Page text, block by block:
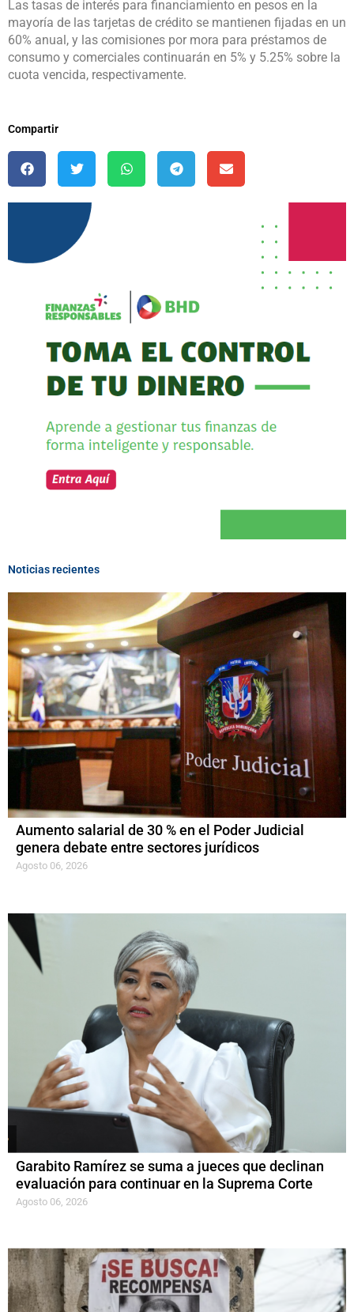
Las tasas de interés para financiamiento en pesos en la
mayoría de las tarjetas de crédito se mantienen fijadas en un
60% anual, y las comisiones por mora para préstamos de
consumo y comerciales continuarán en 5% y 5.25% sobre la
cuota vencida, respectivamente.
Compartir
Noticias recientes
Aumento salarial de 30 % en el Poder Judicial
genera debate entre sectores jurídicos
Agosto 06, 2026
Garabito Ramírez se suma a jueces que declinan
evaluación para continuar en la Suprema Corte
Agosto 06, 2026